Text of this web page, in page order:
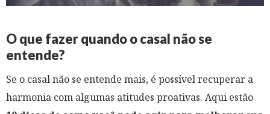
O que fazer quando o casal não se
entende?
Se o casal não se entende mais, é possível recuperar a
harmonia com algumas atitudes proativas. Aqui estão